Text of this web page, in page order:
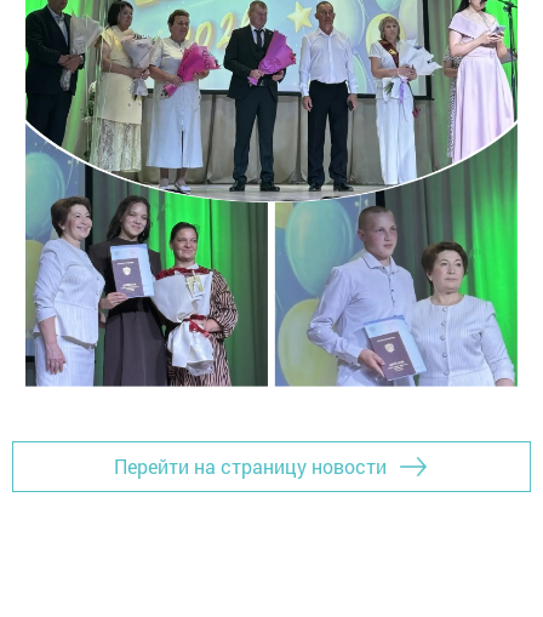
Перейти на страницу новости